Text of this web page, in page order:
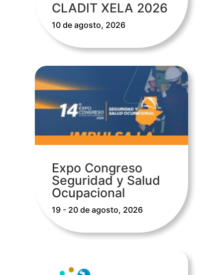
CLADIT XELA 2026
10 de agosto, 2026
Expo Congreso
Seguridad y Salud
Ocupacional
19 - 20 de agosto, 2026